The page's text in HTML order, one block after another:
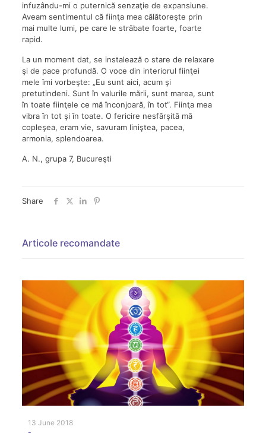
infuzându-mi o puternică senzaţie de expansiune.
Aveam sentimentul că fiinţa mea călătoreşte prin
mai multe lumi, pe care le străbate foarte, foarte
rapid.
La un moment dat, se instalează o stare de relaxare
şi de pace profundă. O voce din interiorul fiinţei
mele îmi vorbeşte: „Eu sunt aici, acum şi
pretutindeni. Sunt în valurile mării, sunt marea, sunt
în toate fiinţele ce mă înconjoară, în tot“. Fiinţa mea
vibra în tot şi în toate. O fericire nesfârşită mă
copleşea, eram vie, savuram liniştea, pacea,
armonia, splendoarea.
A. N., grupa 7, Bucureşti
Share
Articole recomandate
13 June 2018